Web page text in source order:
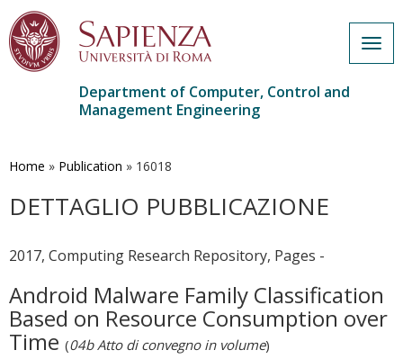
main
Department of Computer, Control and
Management Engineering
Home » Publication » 16018
DETTAGLIO PUBBLICAZIONE
2017, Computing Research Repository, Pages -
Android Malware Family Classification
Based on Resource Consumption over
Time (04b Atto di convegno in volume)